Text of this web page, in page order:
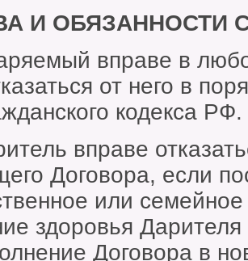
И ОБЯЗАННОСТИ
вправе в
от него в
кодекса РФ.
вправе
Договора, если
или
здоровья
Договора в